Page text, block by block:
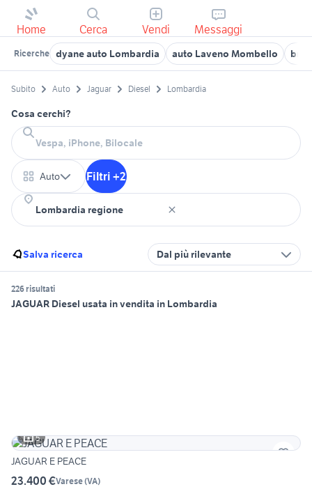
Home Cerca Vendi Messaggi
Ricerche dyane auto Lombardia auto Laveno Mombello
Subito Auto Jaguar Diesel Lombardia
Cosa cerchi?
Auto Filtri +2
Salva ricerca Dal più rilevante
226 risultati
JAGUAR Diesel usata in vendita in Lombardia
5
JAGUAR E PEACE
23.400 €Varese(VA)